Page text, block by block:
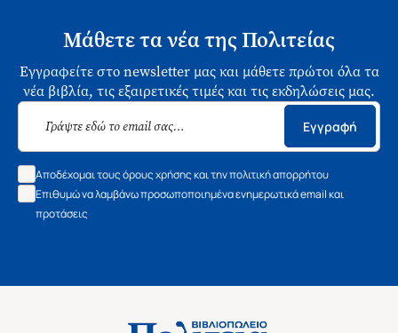
Μάθετε τα νέα της Πολιτείας
Εγγραφείτε στο newsletter μας και μάθετε πρώτοι όλα τα
νέα βιβλία, τις εξαιρετικές τιμές και τις εκδηλώσεις μας.
Εγγραφή
Αποδέχομαι τους όρους χρήσης και την πολιτική απορρήτου
Επιθυμώ να λαμβάνω προσωποποιημένα ενημερωτικά email και
προτάσεις